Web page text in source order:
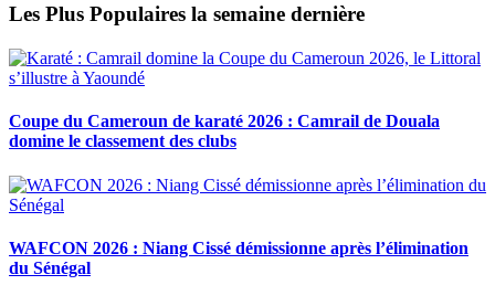
Les Plus Populaires la semaine dernière
Coupe du Cameroun de karaté 2026 : Camrail de Douala
domine le classement des clubs
WAFCON 2026 : Niang Cissé démissionne après l’élimination
du Sénégal